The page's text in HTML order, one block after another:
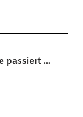
passiert …